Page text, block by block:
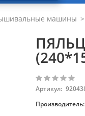
машины
Артикул:
Производитель: